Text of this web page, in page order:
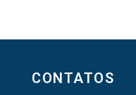
CONTATOS